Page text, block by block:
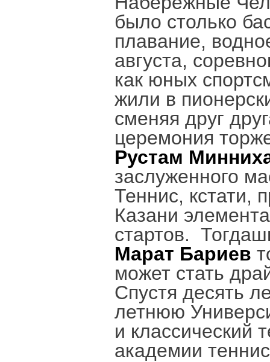
было столько
плавание,
августа,
как юных
жили в
сменяя друг
церемония
Рустам
заслуженного
Теннис, кстати,
Казани
стартов.
Марат Бариев
может стать
Спустя десять
летнюю
и классический
академии